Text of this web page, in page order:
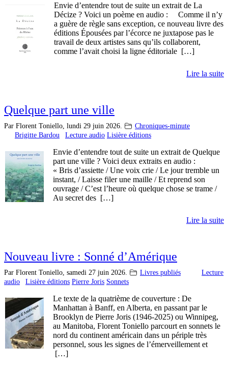
Envie d’entendre tout de suite un extrait de La
Décize ? Voici un poème en audio : Comme il n’y
a guère de règle sans exception, ce nouveau livre des
éditions Épousées par l’écorce ne juxtapose pas le
travail de deux artistes sans qu’ils collaborent,
comme l’avait choisi la ligne éditoriale […]
Lire la suite
Quelque part une ville
Par Florent Toniello, lundi 29 juin 2026.
Chroniques-minute
Brigitte Bardou
Lecture audio Lisière éditions
Envie d’entendre tout de suite un extrait de Quelque
part une ville ? Voici deux extraits en audio :
« Bris d’assiette / Une voix crie / Le jour tremble un
instant, / Laisse filer une maille / Et reprend son
ouvrage / C’est l’heure où quelque chose se trame /
Au secret des […]
Lire la suite
Nouveau livre : Sonné d’Amérique
Par Florent Toniello, samedi 27 juin 2026. Livres publiés
Lecture
audio
Lisière éditions Pierre Joris Sonnets
Le texte de la quatrième de couverture : De
Manhattan à Banff, en Alberta, en passant par le
Brooklyn de Pierre Joris (1946-2025) ou Winnipeg,
au Manitoba, Florent Toniello parcourt en sonnets le
nord du continent américain dans un périple très
personnel, sous les signes de l’émerveillement et
[…]